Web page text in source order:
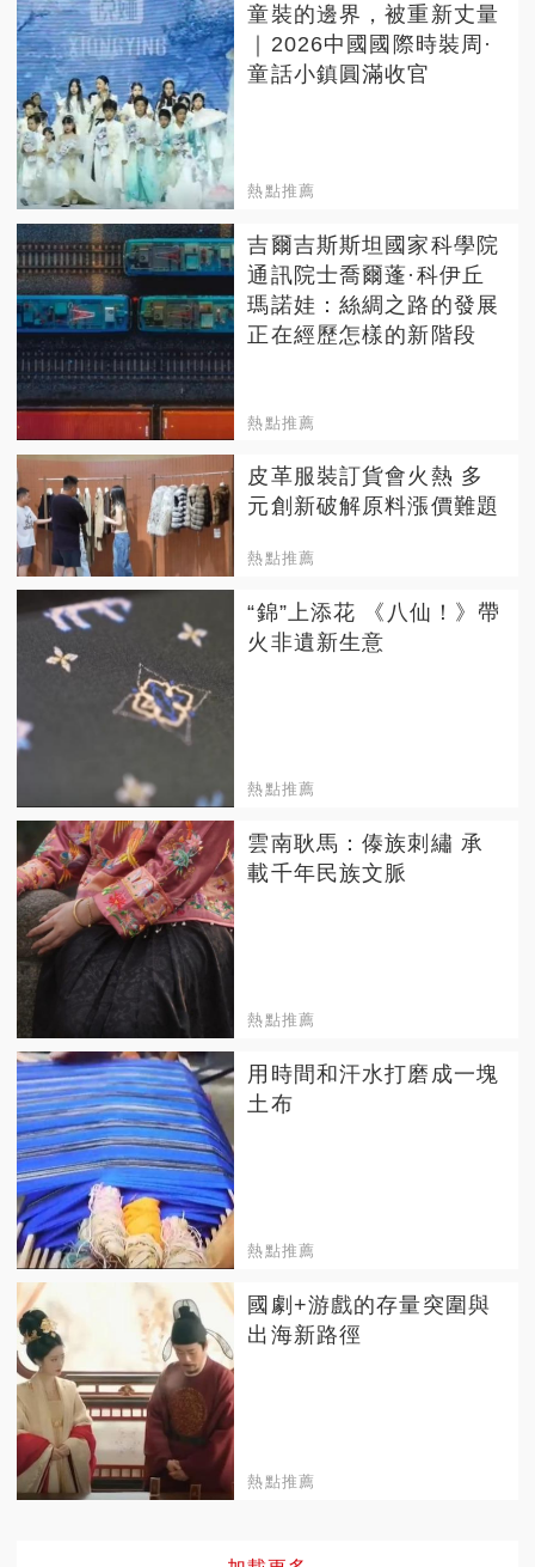
童裝的邊界，被重新丈量
｜2026中國國際時裝周·
童話小鎮圓滿收官
熱點推薦
吉爾吉斯斯坦國家科學院
通訊院士喬爾蓬·科伊丘
瑪諾娃：絲綢之路的發展
正在經歷怎樣的新階段
熱點推薦
皮革服裝訂貨會火熱 多
元創新破解原料漲價難題
熱點推薦
“錦”上添花 《八仙！》帶
火非遺新生意
熱點推薦
雲南耿馬：傣族刺繡 承
載千年民族文脈
熱點推薦
用時間和汗水打磨成一塊
土布
熱點推薦
國劇+游戲的存量突圍與
出海新路徑
熱點推薦